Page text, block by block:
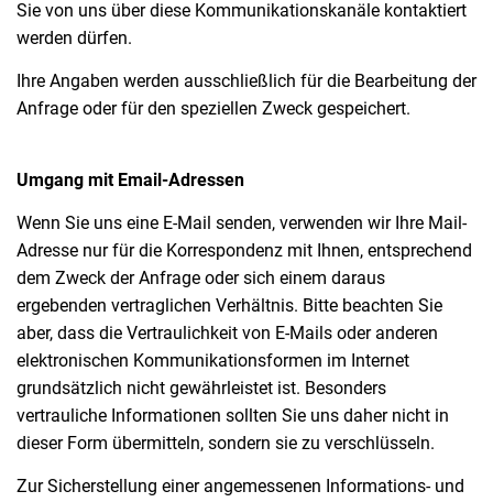
Sie von uns über diese Kommunikationskanäle kontaktiert
werden dürfen.
Ihre Angaben werden ausschließlich für die Bearbeitung der
Anfrage oder für den speziellen Zweck gespeichert.
Umgang mit Email-Adressen
Wenn Sie uns eine E-Mail senden, verwenden wir Ihre Mail-
Adresse nur für die Korrespondenz mit Ihnen, entsprechend
dem Zweck der Anfrage oder sich einem daraus
ergebenden vertraglichen Verhältnis. Bitte beachten Sie
aber, dass die Vertraulichkeit von E-Mails oder anderen
elektronischen Kommunikationsformen im Internet
grundsätzlich nicht gewährleistet ist. Besonders
vertrauliche Informationen sollten Sie uns daher nicht in
dieser Form übermitteln, sondern sie zu verschlüsseln.
Zur Sicherstellung einer angemessenen Informations- und